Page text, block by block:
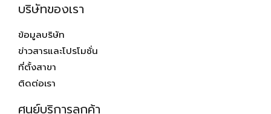
บริษัทของเรา
ข้อมูลบริษัท
ข่าวสารและโปรโมชั่น
ที่ตั้งสาขา
ติดต่อเรา
ศูนย์บริการลูกค้า